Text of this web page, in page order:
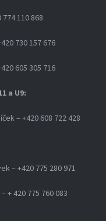
110 868
730 157 676
605 305 716
a U9:
– +420 608 722 428
– +420 775 280 971
+ 420 775 760 083